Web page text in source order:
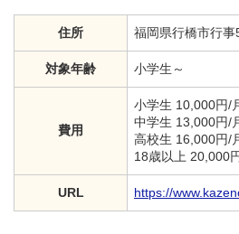
住所 福岡県行橋市行
対象年齢 小学生～
費用
小学生 10,000円/
中学生 13,000円/
高校生 16,000円/
18歳以上 20,000
URL https://